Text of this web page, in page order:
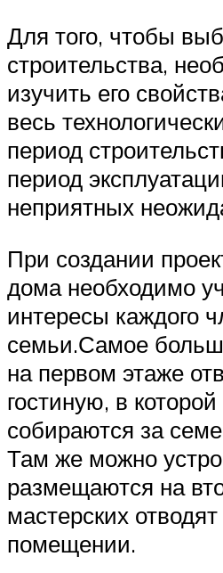
Для того, чтобы
строительства,
изучить его
весь
период
период
неприятных
При создании
дома необходимо
интересы каждого
семьи.Самое
на первом этаже
гостиную, в
собираются за
Там же можно
размещаются на
мастерских
помещении.